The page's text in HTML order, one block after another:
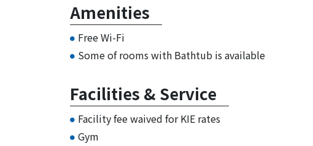
Amenities
Free Wi-Fi
Some of rooms with Bathtub is available
Facilities & Service
Facility fee waived for KIE rates
Gym